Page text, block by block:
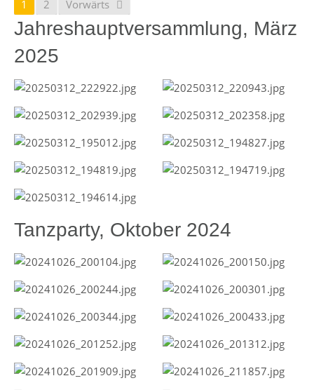
1 2 Vorwärts
Jahreshauptversammlung, März
2025
Tanzparty, Oktober 2024